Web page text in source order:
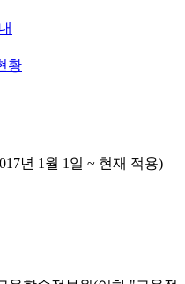
황
년 1월 1일 ~ 현재 적용)